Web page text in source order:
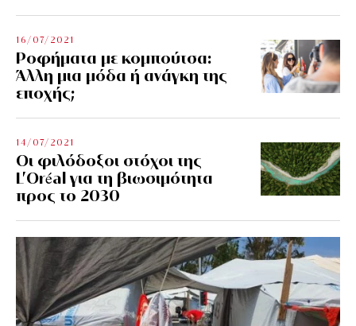
16/07/2021
Ροφήματα με κομπούτσα:
Άλλη μια μόδα ή ανάγκη της
εποχής;
14/07/2021
Οι φιλόδοξοι στόχοι της
L’Oréal για τη βιωσιμότητα
προς το 2030